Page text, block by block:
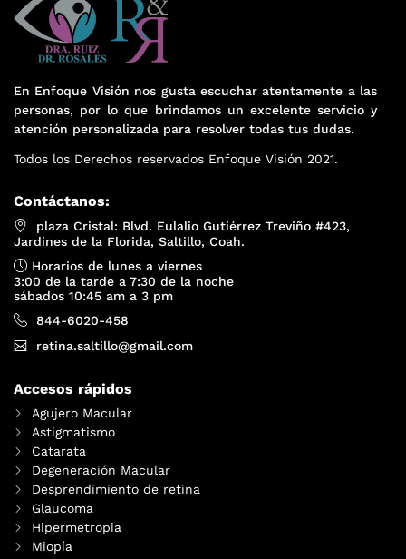
En Enfoque Visión nos gusta escuchar atentamente a las
personas, por lo que brindamos un excelente servicio y
atención personalizada para resolver todas tus dudas.
Todos los Derechos reservados Enfoque Visión 2021.
Contáctanos:
plaza Cristal: Blvd. Eulalio Gutiérrez Treviño #423,
Jardines de la Florida, Saltillo, Coah.
Horarios de lunes a viernes
3:00 de la tarde a 7:30 de la noche
sábados 10:45 am a 3 pm
844-6020-458
retina.saltillo@gmail.com
Accesos rápidos
Agujero Macular
Astigmatismo
Catarata
Degeneración Macular
Desprendimiento de retina
Glaucoma
Hipermetropia
Miopía